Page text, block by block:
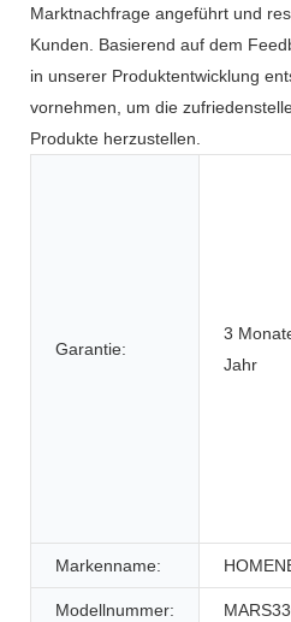
Marktnachfrage angeführt und
Kunden. Basierend auf dem
in unserer Produktentwicklung
vornehmen, um die
Produkte herzustellen.
Garantie:
3
Jahr
Markenname:
Modellnummer: